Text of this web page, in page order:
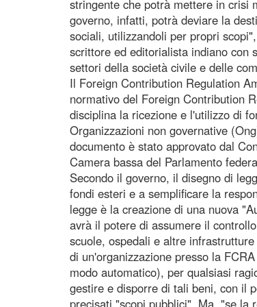
stringente che potrà mettere in crisi
governo, infatti, potrà deviare la
sociali, utilizzandoli per propri
scrittore ed editorialista indiano con
settori della società civile e delle
Il Foreign Contribution Regulation
normativo del Foreign Contribution
disciplina la ricezione e l'utilizzo di
Organizzazioni non governative
documento è stato approvato dal
Camera bassa del Parlamento
Secondo il governo, il disegno di
fondi esteri e a semplificare la
legge è la creazione di una nuova
avrà il potere di assumere il
scuole, ospedali e altre
di un'organizzazione presso la
modo automatico), per qualsiasi
gestire e disporre di tali beni, con il
precisati "scopi pubblici". Ma, "se la